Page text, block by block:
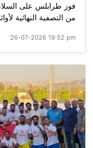
من التصفية النهائية
26-07-2026 19:52 pm